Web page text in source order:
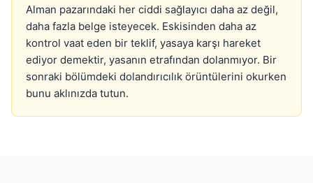
Alman pazarındaki her ciddi sağlayıcı daha az değil,
daha fazla belge isteyecek. Eskisinden daha az
kontrol vaat eden bir teklif, yasaya karşı hareket
ediyor demektir, yasanın etrafından dolanmıyor. Bir
sonraki bölümdeki dolandırıcılık örüntülerini okurken
bunu aklınızda tutun.